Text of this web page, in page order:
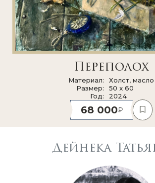
Переполох
Материал
Холст, масло
Размер
50 x 60
Год
2024
68 000
Дейнека